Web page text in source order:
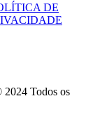
DE
2024 Todos os